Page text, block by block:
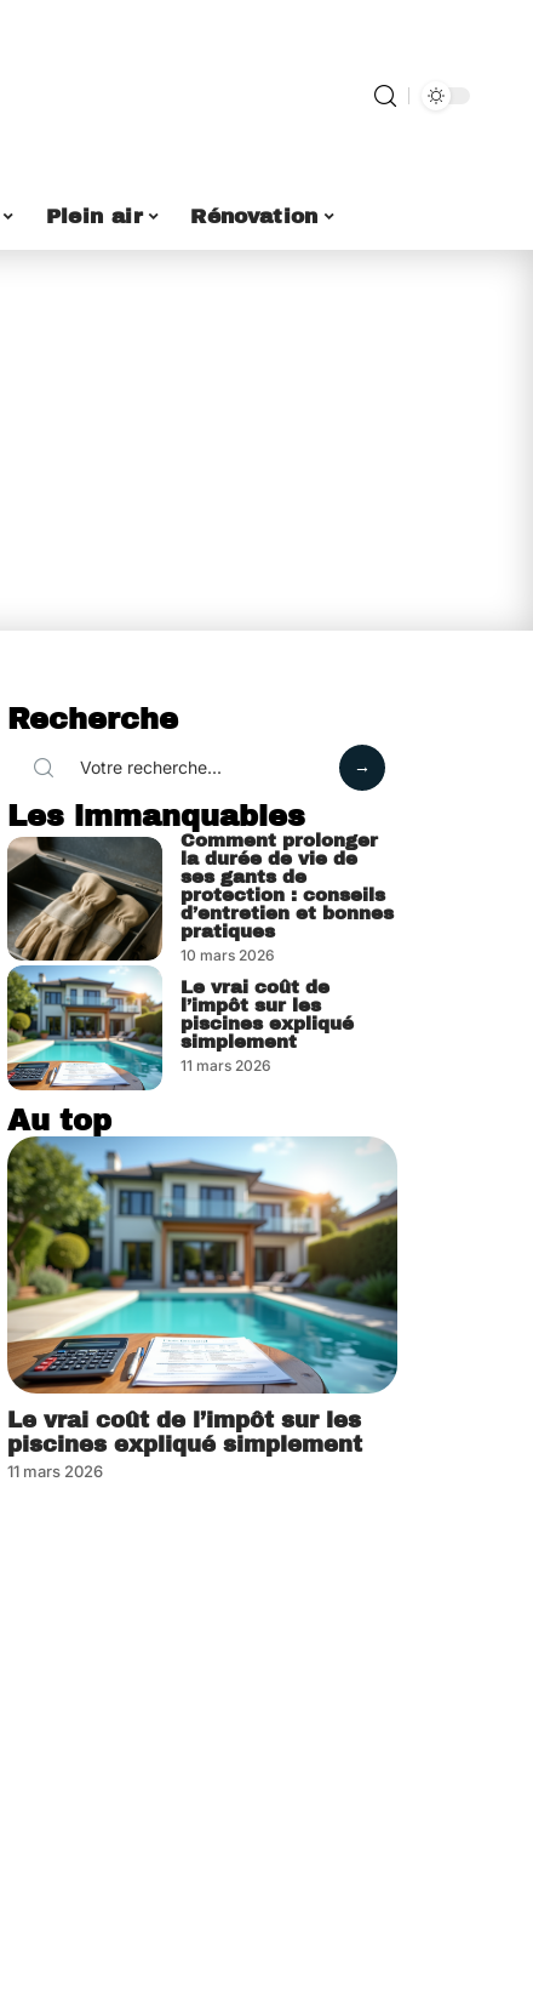
Plein air Rénovation
Recherche
Les immanquables
Comment prolonger
la durée de vie de
ses gants de
protection : conseils
d’entretien et bonnes
pratiques
10 mars 2026
Le vrai coût de
l’impôt sur les
piscines expliqué
simplement
11 mars 2026
Au top
Le vrai coût de l’impôt sur les
piscines expliqué simplement
11 mars 2026